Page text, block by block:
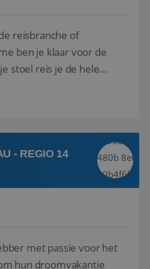
reisbranche of
ben je klaar voor de
stoel reis je de hele
klant en wat er in de
die droomreis te
- REGIO 14
met passie voor het
hun droomvakantie